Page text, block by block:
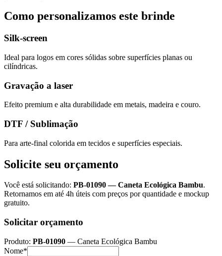
Como personalizamos este brinde
Silk-screen
Ideal para logos em cores sólidas sobre superfícies planas ou
cilíndricas.
Gravação a laser
Efeito premium e alta durabilidade em metais, madeira e couro.
DTF / Sublimação
Para arte-final colorida em tecidos e superfícies especiais.
Solicite seu orçamento
Você está solicitando: PB-01090—Caneta Ecológica Bambu.
Retornamos em até 4h úteis com preços por quantidade e mockup
gratuito.
Solicitar orçamento
Produto: PB-01090 — Caneta Ecológica Bambu
Nome*